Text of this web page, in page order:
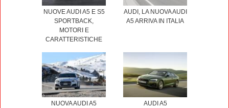
NUOVE AUDI A5 E S5
SPORTBACK,
MOTORI E
CARATTERISTICHE
AUDI, LA NUOVA AUDI
A5 ARRIVA IN ITALIA
NUOVA AUDI A5
AUDI A5